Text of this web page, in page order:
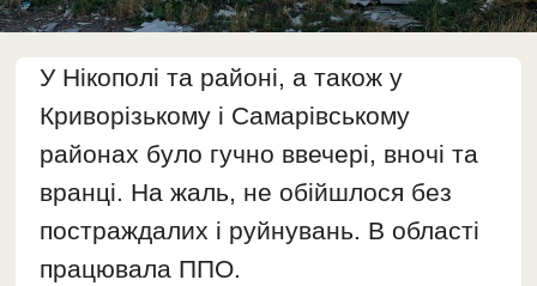
У Нікополі та районі, а також у
Криворізькому і Самарівському
районах було гучно ввечері, вночі та
вранці. На жаль, не обійшлося без
постраждалих і руйнувань. В області
працювала ППО.